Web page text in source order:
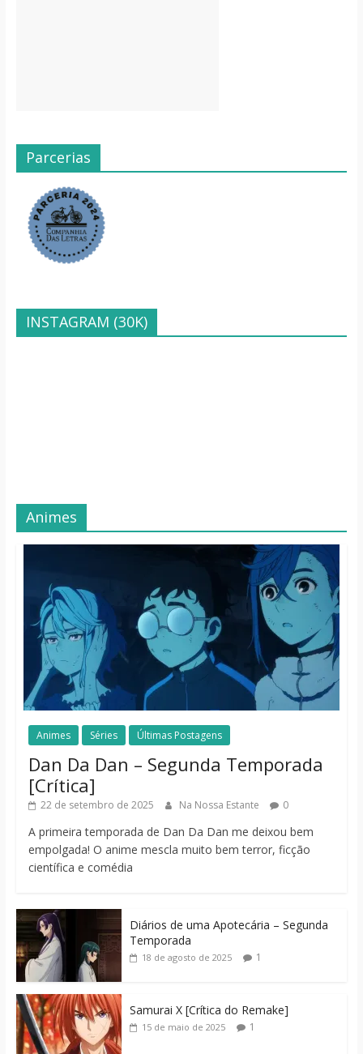
Parcerias
INSTAGRAM (30K)
Animes
Animes Séries Últimas Postagens
Dan Da Dan – Segunda Temporada
[Crítica]
22 de setembro de 2025 Na Nossa Estante 0
A primeira temporada de Dan Da Dan me deixou bem
empolgada! O anime mescla muito bem terror, ficção
científica e comédia
Diários de uma Apotecária – Segunda
Temporada
18 de agosto de 2025 1
Samurai X [Crítica do Remake]
15 de maio de 2025 1